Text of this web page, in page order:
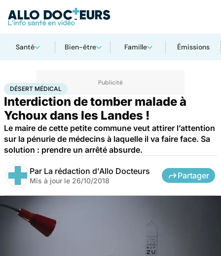
Santé Bien-être Famille Émissions
AccueilSantéDésert médical
DÉSERT MÉDICAL
Interdiction de tomber malade à
Ychoux dans les Landes !
Le maire de cette petite commune veut attirer l’attention
sur la pénurie de médecins à laquelle il va faire face. Sa
solution : prendre un arrêté absurde.
Par La rédaction d'Allo Docteurs
Mis à jour le 26/10/2018
Partager